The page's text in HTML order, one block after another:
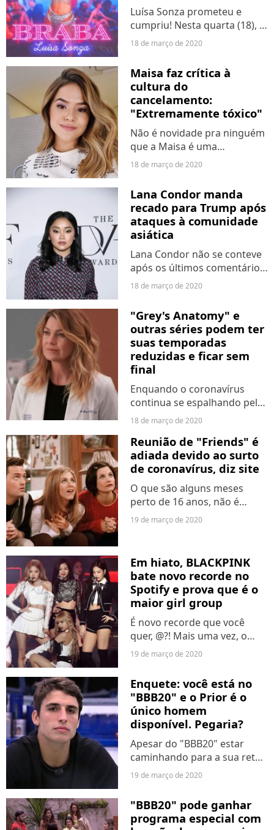
Luísa Sonza prometeu e
cumpriu! Nesta quarta (18), a
cantora lançou "Braba", sua
mais nova música de
trabalho acompanhada de
um clipe icônico! No vídeo,
Luísa encarna uma
assassina...
18 de março de 2020
Maisa faz crítica à
cultura do
cancelamento:
"Extremamente tóxico"
Não é novidade pra ninguém
que a Maisa é uma
adolescente bastante
consciente, né? Sempre
puxando assuntos muito
interessantes nas redes
sociais, na última terça-feira
(17) ela resolveu...
18 de março de 2020
Lana Condor manda
recado para Trump após
ataques à comunidade
asiática
Lana Condor não se conteve
após os últimos comentários
do presidente Donald Trump
sobre a comunidade asiática.
Garotos Que Já Amei" criticou
a postura xenófoba...
18 de março de 2020
"Grey's Anatomy" e
outras séries podem ter
suas temporadas
reduzidas e ficar sem
final
Enquando o coronavírus
continua se espalhando pelo
mundo, a recomendação é
que as pessoas fiquem em
suas casas. Por conta disso,
muita coisa vai parar,
incluindo a produção de
séries...
18 de março de 2020
Reunião de "Friends" é
adiada devido ao surto
de coronavírus, diz site
O que são alguns meses
perto de 16 anos, não é
mesmo?! Segundo a Variety,
a reunião de "Friends" que
semana, na HBO Max, foi
adiada devido ao surto de
coronavírus....
19 de março de 2020
Em hiato, BLACKPINK
bate novo recorde no
Spotify e prova que é o
maior girl group
É novo recorde que você
quer, @?! Mais uma vez, o
BLACKPINK provou ser o
maior girl group ao atingir
novos números no Spotify. As
meninas são, atualmente, o
grupo feminino com maior...
19 de março de 2020
Enquete: você está no
"BBB20" e o Prior é o
único homem
disponível. Pegaria?
Apesar do "BBB20" estar
caminhando para a sua reta
final, a casa mais vigiada do
Brasil aidna está cheia de
gente. Mesmo assim, o
número de homens
disponíveis é baixo. Afinal,
19 de março de 2020
"BBB20" pode ganhar
programa especial com